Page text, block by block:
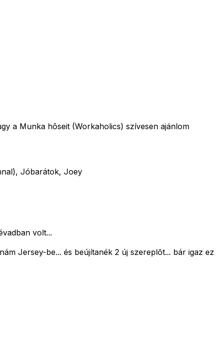
a Munka hõseit (Workaholics) szívesen ajánlom
Jóbarátok, Joey
volt...
Jersey-be... és beújítanék 2 új szereplõt... bár igaz ez